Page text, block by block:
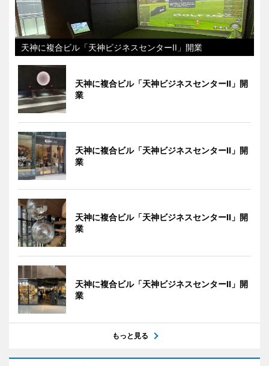
天神に複合ビル「天神ビジネスセンターII」開業
天神に複合ビル「天神ビジネスセンターII」開
業
天神に複合ビル「天神ビジネスセンターII」開
業
天神に複合ビル「天神ビジネスセンターII」開
業
天神に複合ビル「天神ビジネスセンターII」開
業
もっと見る